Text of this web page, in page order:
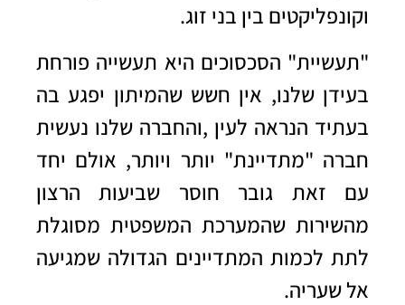
וקונפליקטים בין בני זוג.
"תעשיית" הסכסוכים היא תעשייה פורחת
בעידן שלנו, אין חשש שהמיתון יפגע בה
בעתיד הנראה לעין ,והחברה שלנו נעשית
חברה "מתדיינת" יותר ויותר, אולם יחד
עם זאת גובר חוסר שביעות הרצון
מהשירות שהמערכת המשפטית מסוגלת
לתת לכמות המתדיינים הגדולה שמגיעה
אל שעריה.